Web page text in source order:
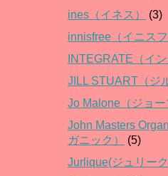
ines（イネス）
(3)
innisfree（イニスフ
INTEGRATE（イ
JILL STUART（ジ
Jo Malone（ジョー
John Masters
ガニック）
(5)
Jurlique(ジュリー